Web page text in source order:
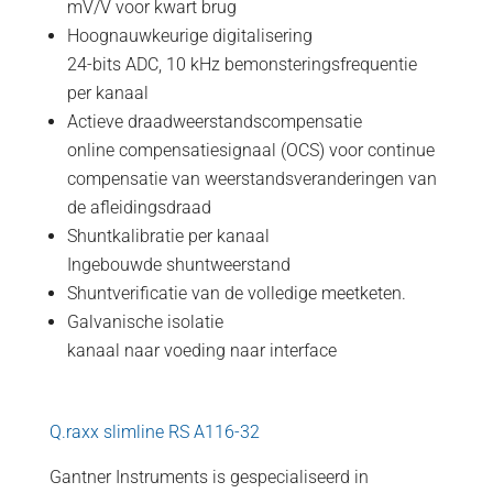
mV/V voor kwart brug
Hoognauwkeurige digitalisering
24-bits ADC, 10 kHz bemonsteringsfrequentie
per kanaal
Actieve draadweerstandscompensatie
online compensatiesignaal (OCS) voor continue
compensatie van weerstandsveranderingen van
de afleidingsdraad
Shuntkalibratie per kanaal
Ingebouwde shuntweerstand
Shuntverificatie van de volledige meetketen.
Galvanische isolatie
kanaal naar voeding naar interface
Q.raxx slimline RS A116-32
Gantner Instruments is gespecialiseerd in